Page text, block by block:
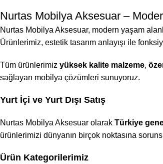
Nurtas Mobilya Aksesuar –
Nurtas Mobilya Aksesuar, modern yaşam
Ürünlerimiz, estetik tasarım anlayışı ile
Tüm ürünlerimiz yüksek kalite malzeme,
sağlayan mobilya çözümleri sunuyoruz.
Yurt İçi ve Yurt Dışı Satış
Nurtas Mobilya Aksesuar olarak Türkiye
ürünlerimizi dünyanın birçok noktasına
Ürün Kategorilerimiz